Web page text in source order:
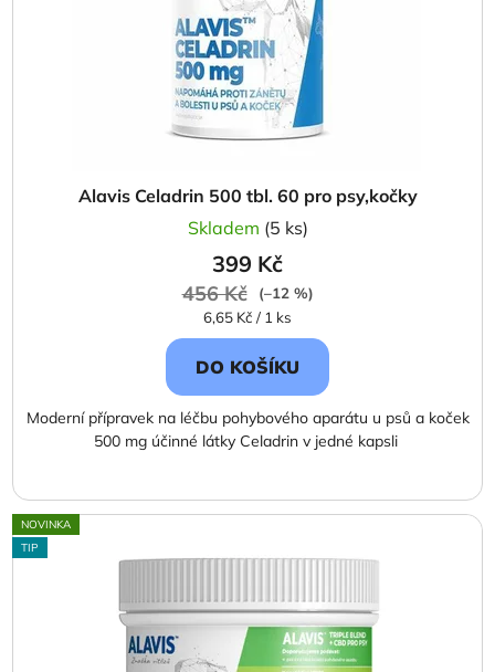
Alavis Celadrin 500 tbl. 60 pro psy,kočky
Skladem (5 ks)
399 Kč
456 Kč
(–12 %)
Měrná
cena:
6,65 Kč / 1 ks
DO KOŠÍKU
Moderní přípravek na léčbu pohybového aparátu u psů a koček
500 mg účinné látky Celadrin v jedné kapsli
NOVINKA
TIP